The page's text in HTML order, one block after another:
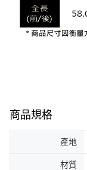
商品規格
產地
材質